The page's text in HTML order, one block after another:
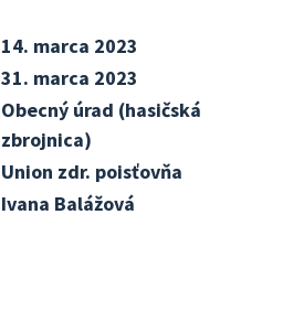
14. marca 2023
31. marca 2023
Obecný úrad (hasičská
zbrojnica)
Union zdr. poisťovňa
Ivana Balážová